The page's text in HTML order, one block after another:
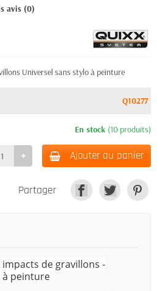
avis (0)
Universel sans stylo à peinture
Q10277
En stock (10 produits)
Ajouter au panier
Partager
de gravillons -
à peinture